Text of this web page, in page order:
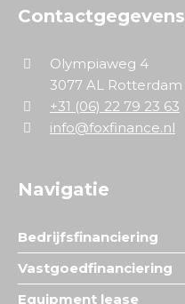
Contactgegevens
Olympiaweg 4
3077 AL Rotterdam
+31 (06) 22 79 23 63
info@foxfinance.nl
Navigatie
Bedrijfsfinanciering
Vastgoedfinanciering
Equipment lease